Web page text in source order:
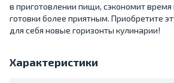
в приготовлении пищи, сэкономит время
готовки более приятным. Приобретите
для себя новые горизонты кулинарии!
Характеристики